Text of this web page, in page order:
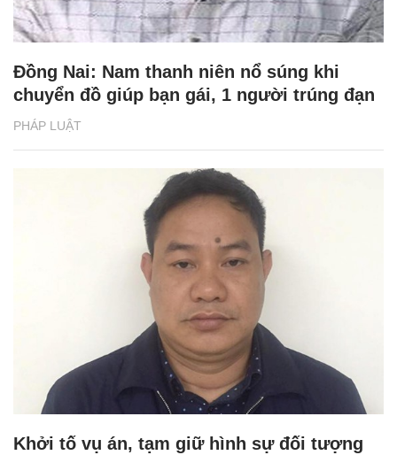
PHÁP LUẬT
Đồng Nai: Nam thanh niên nổ súng khi
chuyển đồ giúp bạn gái, 1 người trúng đạn
Khởi tố vụ án, tạm giữ hình sự đối tượng